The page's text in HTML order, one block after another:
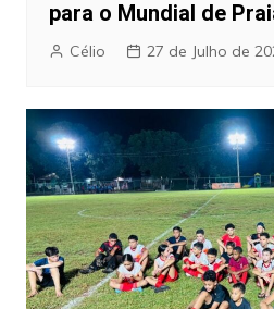
para o Mundial de
Célio 27 de Julho de